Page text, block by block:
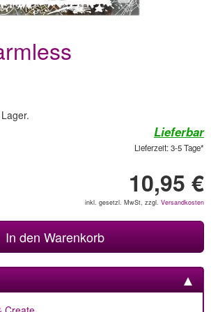
Lieferbar
Lieferzeit: 3-5 Tage*
10,95 €
inkl. gesetzl. MwSt, zzgl. Versandkosten
In den Warenkorb